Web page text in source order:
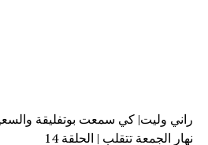
راني وليت| كي سمعت بوتفليقة
نهار الجمعة تتقلب | الحلقة 14